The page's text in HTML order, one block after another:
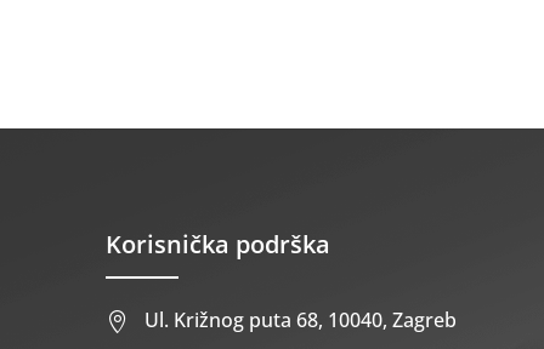
Korisnička podrška
 Ul. Križnog puta 68, 10040, Zagreb